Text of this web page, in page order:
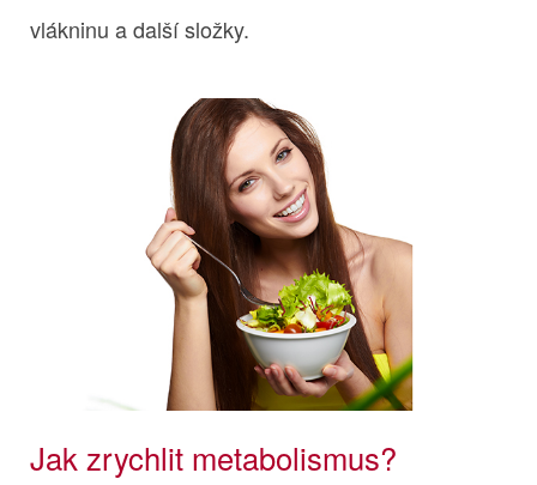
vlákninu a další složky.
Jak zrychlit metabolismus?